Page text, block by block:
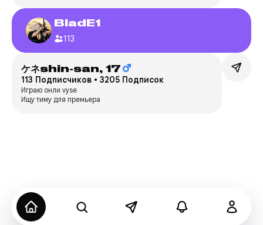
BladE1
113
ケネshin-san, 17
113 Подписчиков • 3205 Подписок
Играю онли vyse
Ищу тиму для премьера